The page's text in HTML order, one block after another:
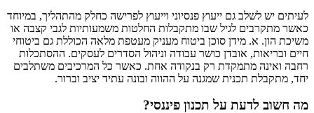
לעיתים יש לשלב גם ייעוץ פנסיוני וייעוץ לפרישה כחלק מהתהליך, במיוחד
כאשר מתקרבים לגיל שבו מתקבלות החלטות משמעותיות לגבי קצבה או
משיכת הון. א. מידן סוכן ביטוח מעניק מעטפת מלאה הכוללת גם ביטוחי
חיים ובריאות, אובדן כושר עבודה וניהול הסדרים לעסקים. ההסתכלות
רחבה ואינה מתמקדת רק בנקודה אחת. כאשר כל המרכיבים משתלבים
יחד, מתקבלת תכנית שמגנה על ההווה ובונה עתיד יציב וברור.
מה חשוב לדעת על תכנון פיננסי?